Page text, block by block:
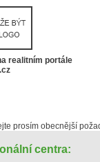
realitním portále
prosím obecnější
centra: